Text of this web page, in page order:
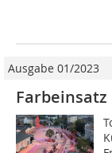
Ausgabe 01/2023